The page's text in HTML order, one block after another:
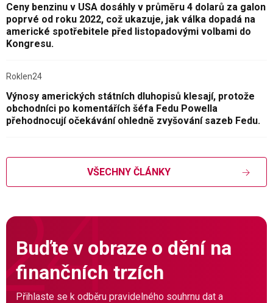
Ceny benzinu v USA dosáhly v průměru 4 dolarů za galon
poprvé od roku 2022, což ukazuje, jak válka dopadá na
americké spotřebitele před listopadovými volbami do
Kongresu.
Roklen24
Výnosy amerických státních dluhopisů klesají, protože
obchodníci po komentářích šéfa Fedu Powella
přehodnocují očekávání ohledně zvyšování sazeb Fedu.
VŠECHNY ČLÁNKY
Buďte v obraze o dění na
finančních trzích
Přihlaste se k odběru pravidelného souhrnu dat a